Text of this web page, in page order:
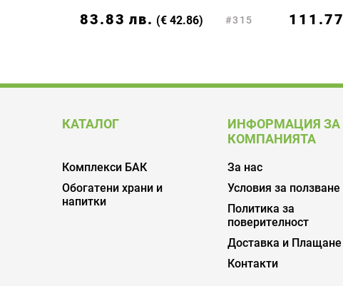
83.83 лв. (€ 42.86) #315 111.77
КАТАЛОГ
Комплекси БАК
Обогатени храни и
напитки
ИНФОРМАЦИЯ ЗА
КОМПАНИЯТА
За нас
Условия за ползване
Политика за
поверителност
Доставка и Плащане
Контакти